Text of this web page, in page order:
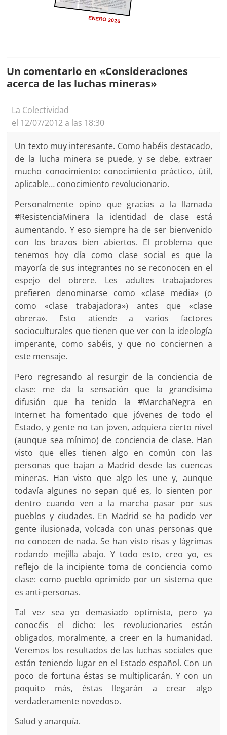
ENERO 2026
Un comentario en «Consideraciones
acerca de las luchas mineras»
La Colectividad
el 12/07/2012 a las 18:30
Un texto muy interesante. Como habéis destacado,
de la lucha minera se puede, y se debe, extraer
mucho conocimiento: conocimiento práctico, útil,
aplicable… conocimiento revolucionario.
Personalmente opino que gracias a la llamada
#ResistenciaMinera la identidad de clase está
aumentando. Y eso siempre ha de ser bienvenido
con los brazos bien abiertos. El problema que
tenemos hoy día como clase social es que la
mayoría de sus integrantes no se reconocen en el
espejo del obrere. Les adultes trabajadores
prefieren denominarse como «clase media» (o
como «clase trabajadora») antes que «clase
obrera». Esto atiende a varios factores
socioculturales que tienen que ver con la ideología
imperante, como sabéis, y que no conciernen a
este mensaje.
Pero regresando al resurgir de la conciencia de
clase: me da la sensación que la grandísima
difusión que ha tenido la #MarchaNegra en
Internet ha fomentado que jóvenes de todo el
Estado, y gente no tan joven, adquiera cierto nivel
(aunque sea mínimo) de conciencia de clase. Han
visto que elles tienen algo en común con las
personas que bajan a Madrid desde las cuencas
mineras. Han visto que algo les une y, aunque
todavía algunes no sepan qué es, lo sienten por
dentro cuando ven a la marcha pasar por sus
pueblos y ciudades. En Madrid se ha podido ver
gente ilusionada, volcada con unas personas que
no conocen de nada. Se han visto risas y lágrimas
rodando mejilla abajo. Y todo esto, creo yo, es
reflejo de la incipiente toma de conciencia como
clase: como pueblo oprimido por un sistema que
es anti-personas.
Tal vez sea yo demasiado optimista, pero ya
conocéis el dicho: les revolucionaries están
obligados, moralmente, a creer en la humanidad.
Veremos los resultados de las luchas sociales que
están teniendo lugar en el Estado español. Con un
poco de fortuna éstas se multiplicarán. Y con un
poquito más, éstas llegarán a crear algo
verdaderamente novedoso.
Salud y anarquía.